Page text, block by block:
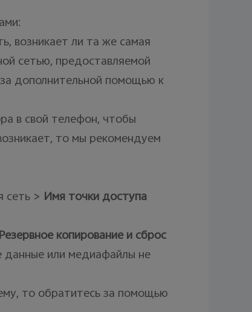
возникает ли та же самая
сетью, предоставляемой
дополнительной помощью к
в свой телефон, чтобы
то мы рекомендуем
> Имя точки доступа
копирование и сброс
данные или медиафайлы не
то обратитесь за помощью